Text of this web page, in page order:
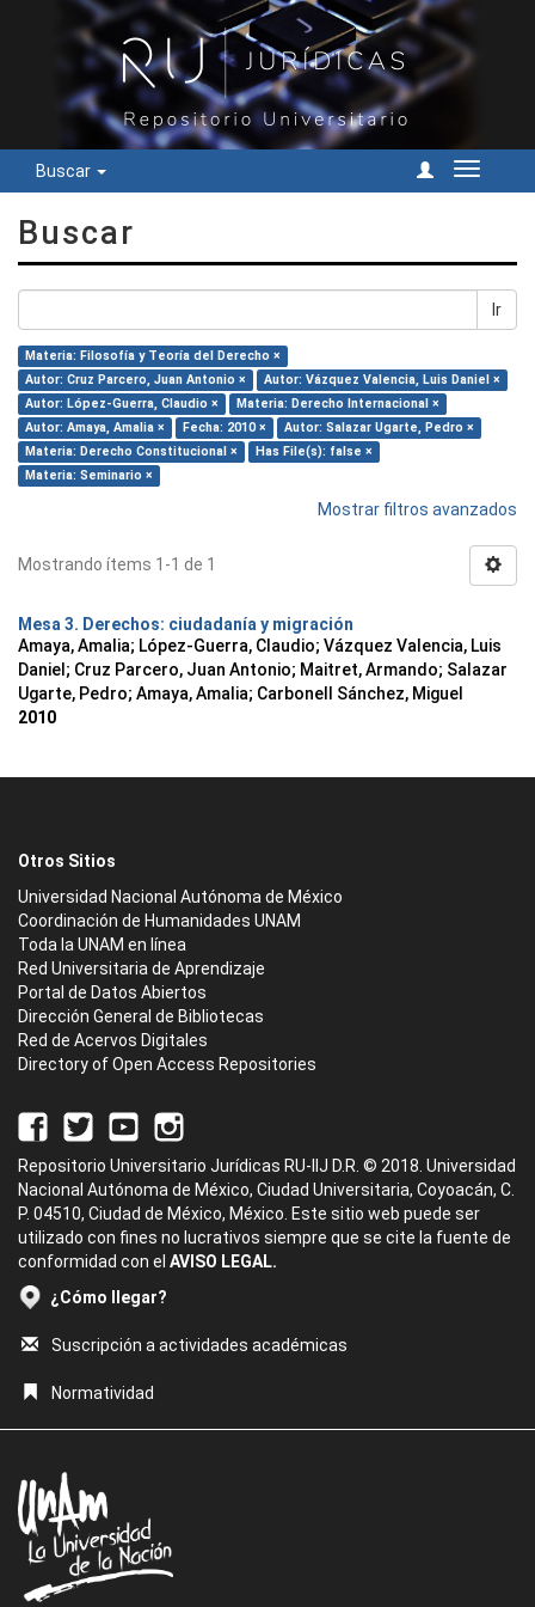
Buscar
Cambiar
Buscar
Ir
Materia: Filosofía y Teoría del Derecho ×
Autor: Cruz Parcero, Juan Antonio ×
Autor: Vázquez Valencia, Luis Daniel ×
Autor: López-Guerra, Claudio ×
Materia: Derecho Internacional ×
Autor: Amaya, Amalia ×
Fecha: 2010 ×
Autor: Salazar Ugarte, Pedro ×
Materia: Derecho Constitucional ×
Has File(s): false ×
Materia: Seminario ×
Mostrar filtros avanzados
Mostrando ítems 1-1 de 1
Mesa 3. Derechos: ciudadanía y migración
Amaya, Amalia; López-Guerra, Claudio; Vázquez Valencia, Luis
Daniel ; Cruz Parcero, Juan Antonio; Maitret, Armando; Salazar
Ugarte, Pedro; Amaya, Amalia; Carbonell Sánchez, Miguel
2010
Otros Sitios
Universidad Nacional Autónoma de México
Coordinación de Humanidades UNAM
Toda la UNAM en línea
Red Universitaria de Aprendizaje
Portal de Datos Abiertos
Dirección General de Bibliotecas
Red de Acervos Digitales
Directory of Open Access Repositories
Repositorio Universitario Jurídicas RU-IIJ D.R. © 2018. Universidad
Nacional Autónoma de México, Ciudad Universitaria, Coyoacán, C.
P. 04510, Ciudad de México, México. Este sitio web puede ser
utilizado con fines no lucrativos siempre que se cite la fuente de
conformidad con el AVISO LEGAL.
¿Cómo llegar?
Suscripción a actividades académicas
Normatividad